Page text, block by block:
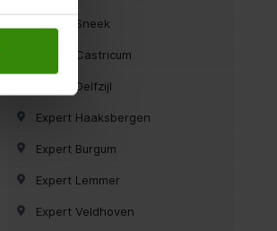
Expert Sneek
Expert Castricum
Expert Delfzijl
Expert Haaksbergen
Expert Burgum
Expert Lemmer
Expert Veldhoven